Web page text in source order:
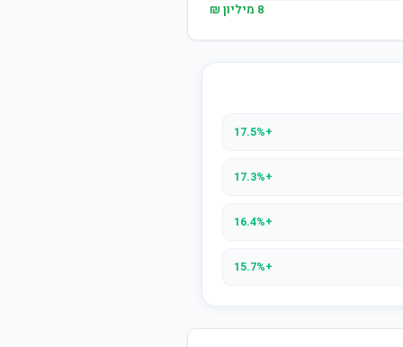
8 מיליון ₪
+17.5%
+17.3%
+16.4%
+15.7%